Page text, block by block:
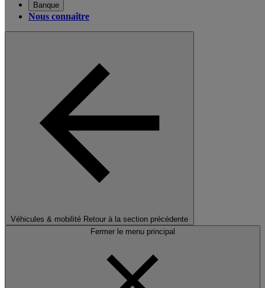
Banque
Nous connaître
Véhicules & mobilité Retour à la section précédente
Fermer le menu principal